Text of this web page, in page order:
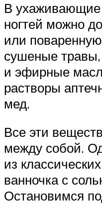
В ухаживающие
ногтей можно
или
сушеные
и эфирные
растворы
мед.
Все эти
между собой.
из
ванночка с
Остановимся